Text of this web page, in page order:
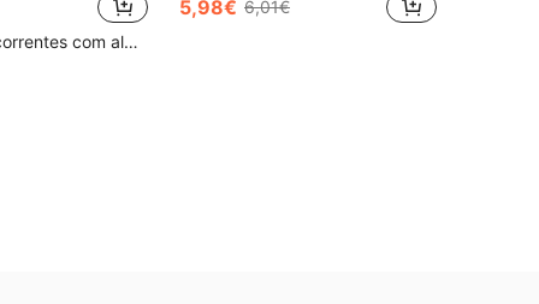
Clientes recorrentes com alta taxa de retorno
5,98€ 6,01€